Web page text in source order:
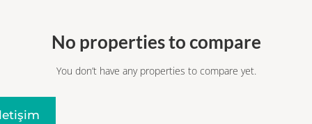
No properties to compare
You don’t have any properties to compare yet.